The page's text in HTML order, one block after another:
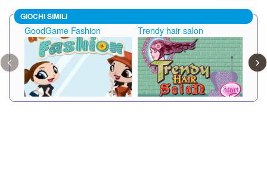
GIOCHI SIMILI
GoodGame Fashion Trendy hair salon
‹ ›